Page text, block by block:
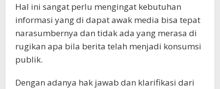
Hal ini sangat perlu mengingat kebutuhan
informasi yang di dapat awak media bisa tepat
narasumbernya dan tidak ada yang merasa di
rugikan apa bila berita telah menjadi konsumsi
publik.
Dengan adanya hak jawab dan klarifikasi dari